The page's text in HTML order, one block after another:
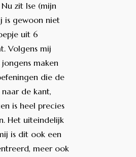
zit Ise (mijn
is gewoon niet
uit 6
Volgens mij
maken
die de
de kant,
is heel precies
Het uiteindelijk
is dit ook een
meer ook